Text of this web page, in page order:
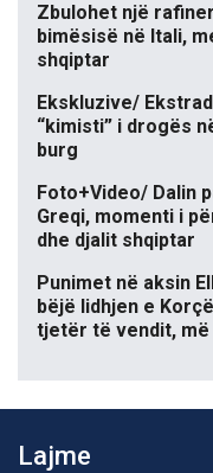
Zbulohet një
bimësisë në Itali,
shqiptar
Ekskluzive/
“kimisti” i drogës
burg
Foto+Video/ Dalin
Greqi, momenti i
dhe djalit shqiptar
Punimet në aksin
bëjë lidhjen e
tjetër të vendit,
Lajme